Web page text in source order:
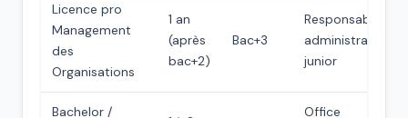
Licence pro
Management
des
Organisations
1 an
(après
bac+2)
Bac+3
Responsable
administratif
junior
Bachelor /
Office